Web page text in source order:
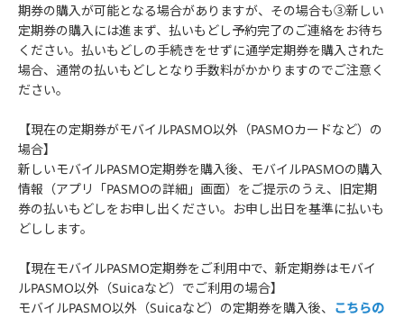
期券の購入が可能となる場合がありますが、その場合も③新しい
定期券の購入には進まず、払いもどし予約完了のご連絡をお待ち
ください。払いもどしの手続きをせずに通学定期券を購入された
場合、通常の払いもどしとなり手数料がかかりますのでご注意く
ださい。
【現在の定期券がモバイルPASMO以外（PASMOカードなど）の
場合】
新しいモバイルPASMO定期券を購入後、モバイルPASMOの購入
情報（アプリ「PASMOの詳細」画面）をご提示のうえ、旧定期
券の払いもどしをお申し出ください。お申し出日を基準に払いも
どしします。
【現在モバイルPASMO定期券をご利用中で、新定期券はモバイ
ルPASMO以外（Suicaなど）でご利用の場合】
モバイルPASMO以外（Suicaなど）の定期券を購入後、 こちらの